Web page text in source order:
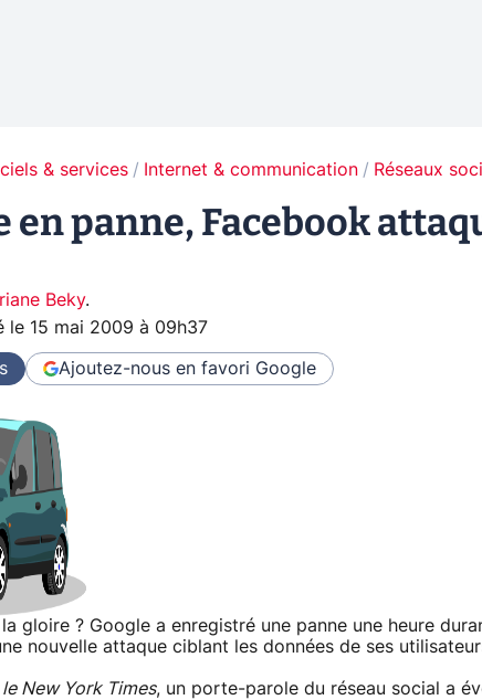
& services Internet & communication Réseaux
en panne, Facebook
Beky.
le 15 mai 2009 à 09h37
Ajoutez-nous en favori Google
gloire ? Google a enregistré une panne une heure
nouvelle attaque ciblant les données de ses
le New York Times, un porte-parole du réseau social a